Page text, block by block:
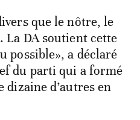
que le nôtre, le
La DA soutient cette
possible», a déclaré
du parti qui a formé
dizaine d’autres en